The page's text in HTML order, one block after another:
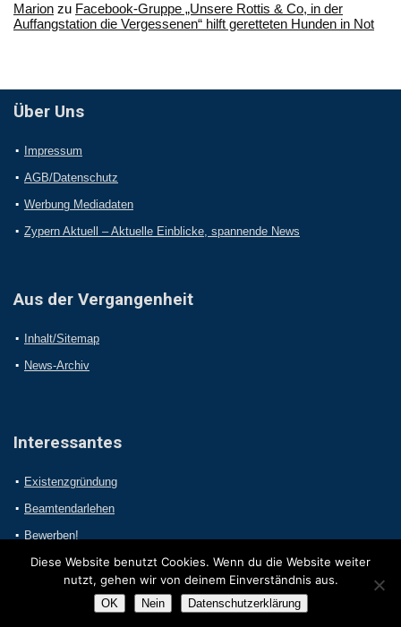
Marion zu Facebook-Gruppe „Unsere Rottis & Co, in der
Auffangstation die Vergessenen“ hilft geretteten Hunden in Not
Über Uns
Impressum
AGB/Datenschutz
Werbung Mediadaten
Zypern Aktuell – Aktuelle Einblicke, spannende News
Aus der Vergangenheit
Inhalt/Sitemap
News-Archiv
Interessantes
Existenzgründung
Beamtendarlehen
Bewerben!
2017 Online-Presseportal.com. Alle Rechte vorbehalten.
Diese Website benutzt Cookies. Wenn du die Website weiter
nutzt, gehen wir von deinem Einverständnis aus.
OK Nein Datenschutzerklärung